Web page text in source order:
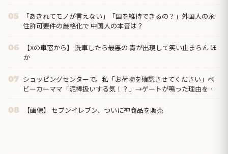
05
「あきれてモノが言えない」「国を維持できるの？」外国人の永
住許可要件の厳格化で 中国人の本音は？
06
【Xの車窓から】 洗車したら最悪の 青が出現して笑い止まらん ほ
か
07 ショッピングセンターで。私「お荷物を確認させてください」ベ
ビーカーママ「泥棒扱いする気！？」→ゲートが鳴った理由を調
08 【画像】 セブンイレブン、ついに神商品を販売